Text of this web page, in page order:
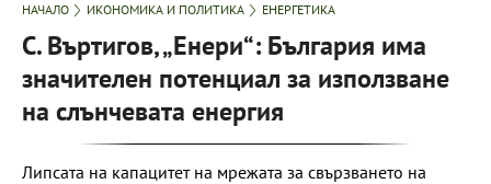
НАЧАЛО ИКОНОМИКА И ПОЛИТИКА ЕНЕРГЕТИКА
С. Въртигов, „Енери“: България има
значителен потенциал за използване
на слънчевата енергия
Липсата на капацитет на мрежата за свързването на